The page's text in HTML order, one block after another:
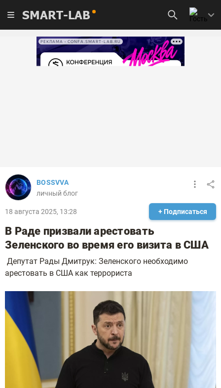
SMART-LAB
РЕКЛАМА • CONFA.SMART-LAB.RU
BOSSVVA
личный блог
18 августа 2025, 13:28 + Подписаться
В Раде призвали арестовать
Зеленского во время его визита в США
Депутат Рады Дмитрук: Зеленского необходимо
арестовать в США как террориста